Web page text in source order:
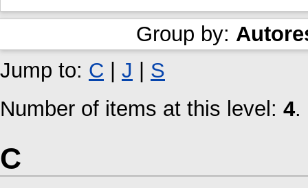
Group by:
Jump to: C | J | S
Number of items at this level: 4.
C